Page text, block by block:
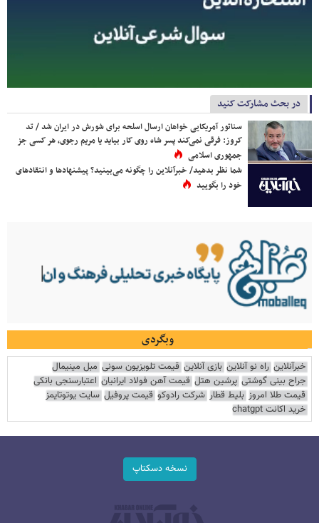
در بحث مشارکت کنید
سناتور آمریکایی خواهان ارسال اسلحه برای شورش در ایران شد / تد
کروز: فرقی نمی‌کند پسر شاه روی کار بیاید یا مریم رجوی، هر کسی جز
جمهوری اسلامی
شما نظر بدهید/ خبرآنلاین را چگونه می‌بینید؟ پیشنهادها و انتقادهای
خود را بگویید
وبگردی
خبرآنلاین راه نو آنلاین بازی آنلاین قیمت تلویزیون سونی مبل مینیمال
جراح بینی گوشتی پرشین هتل قیمت آهن فولاد ایرانیان اعتبارسنجی بانکی
قیمت طلا امروز بلیط قطار شرکت رادوکو قیمت پروفیل سایت یوتوتایمز
خرید اکانت chatgpt
نسخه دسکتاپ